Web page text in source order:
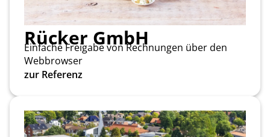
Rücker GmbH
Einfache Freigabe von Rechnungen über den
Webbrowser
zur Referenz